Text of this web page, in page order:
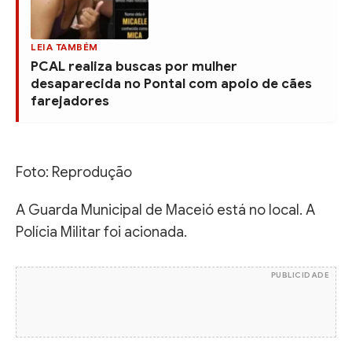
LEIA TAMBÉM
PCAL realiza buscas por mulher
desaparecida no Pontal com apoio de cães
farejadores
Foto: Reprodução
A Guarda Municipal de Maceió está no local. A
Polícia Militar foi acionada.
PUBLICIDADE